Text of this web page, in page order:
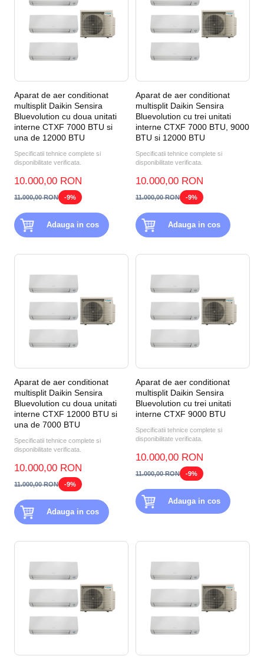
Aparat de aer conditionat
multisplit Daikin Sensira
Bluevolution cu doua unitati
interne CTXF 7000 BTU si
una de 12000 BTU
Specificatii tehnice complete si
disponibilitate verificata.
10.000,00 RON
11.000,00 RON -9%
Adauga in cos
Aparat de aer conditionat
multisplit Daikin Sensira
Bluevolution cu trei unitati
interne CTXF 7000 BTU, 9000
BTU si 12000 BTU
Specificatii tehnice complete si
disponibilitate verificata.
10.000,00 RON
11.000,00 RON -9%
Adauga in cos
Aparat de aer conditionat
multisplit Daikin Sensira
Bluevolution cu doua unitati
interne CTXF 12000 BTU si
una de 7000 BTU
Specificatii tehnice complete si
disponibilitate verificata.
10.000,00 RON
11.000,00 RON -9%
Adauga in cos
Aparat de aer conditionat
multisplit Daikin Sensira
Bluevolution cu trei unitati
interne CTXF 9000 BTU
Specificatii tehnice complete si
disponibilitate verificata.
10.000,00 RON
11.000,00 RON -9%
Adauga in cos